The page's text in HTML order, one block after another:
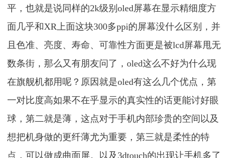
平，也就是说同样的2k级别oled屏幕在显示精细度方
面几乎和XR上面这块300多ppi的屏幕没什么区别，并
且色准、亮度、寿命、可靠性方面更是被lcd屏幕甩无
数条街，那么又有朋友问了，oled这么不好为什么现
在旗舰机都用呢？原因就是oled有这么几个优点，第
一对比度高如果不在乎显示的真实性的话更能讨好眼
球，第二就是薄，这点对于手机内部珍贵的空间以及
想把机身做的更纤薄尤为重要，第三就是柔性的特
点，可以做成曲面屏。以及3dtouch的出现让手机多了